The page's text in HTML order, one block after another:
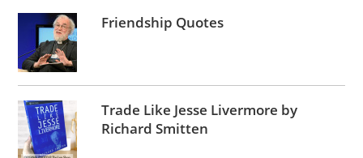
Friendship Quotes
Trade Like Jesse Livermore by
Richard Smitten